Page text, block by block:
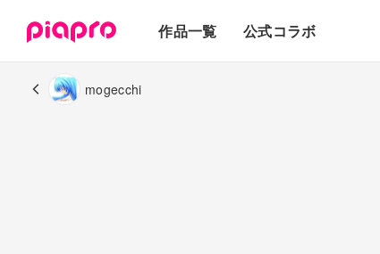
作品一覧
3Dモデル
公式コラボ
mogecchi